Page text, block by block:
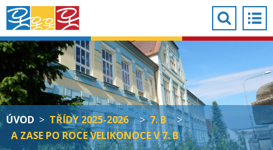
ÚVOD > TŘÍDY 2025-2026 > 7. B
>
A ZASE PO ROCE VELIKONOCE V 7. B